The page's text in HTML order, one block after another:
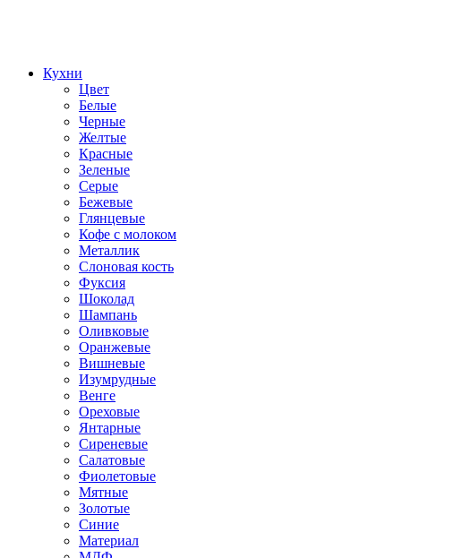
Кухни
Цвет
Белые
Черные
Желтые
Красные
Зеленые
Серые
Бежевые
Глянцевые
Кофе с молоком
Металлик
Слоновая кость
Фуксия
Шоколад
Шампань
Оливковые
Оранжевые
Вишневые
Изумрудные
Венге
Ореховые
Янтарные
Сиреневые
Салатовые
Фиолетовые
Мятные
Золотые
Синие
Материал